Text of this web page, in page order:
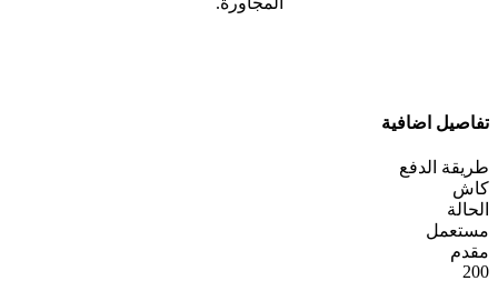
تفاصيل اضافية
طريقة الدفع
كاش
الحالة
مستعمل
مقدم
200